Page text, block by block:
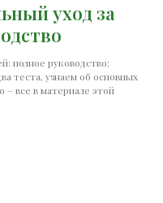
уход за
полное руководство:
теста, узнаем об основных
– все в материале этой